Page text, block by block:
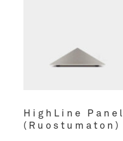
HighLine
(Ruostumaton)